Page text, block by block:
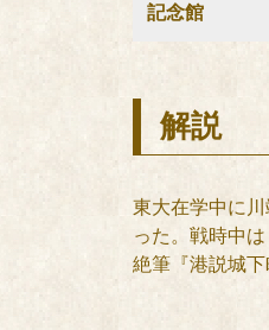
記念館
解説
東大在学中に
った。戦時中
絶筆『港説城